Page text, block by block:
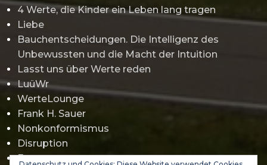
4 Werte, die Kinder ein Leben lang tragen
Liebe
Bauchentscheidungen. Die Intelligenz des
Unbewussten und die Macht der Intuition
Lasst uns über Werte reden
LuüWr
WerteLounge
Frank H. Sauer
Nonkonformismus
Disruption
Erwartungsmanagement